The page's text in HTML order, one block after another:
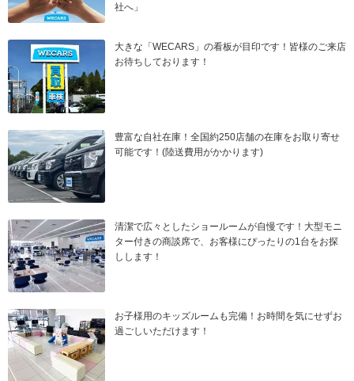
社へ」
大きな「WECARS」の看板が目印です！皆様のご来店
お待ちしております！
豊富な自社在庫！全国約250店舗の在庫をお取り寄せ
可能です！(陸送費用がかかります)
清潔で広々としたショールームが自慢です！大型モニ
ター付きの商談席で、お客様にぴったりの1台をお探
しします！
お子様用のキッズルームも完備！お時間を気にせずお
過ごしいただけます！